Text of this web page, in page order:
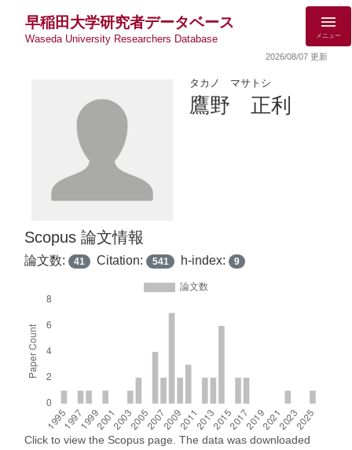
早稲田大学研究者データベース
Waseda University Researchers Database メニュー
2026/08/07 更新
タカノ マサトシ
鷹野 正利
Scopus 論文情報
論文数: 41 Citation: 541 h-index: 9
Click to view the Scopus page. The data was downloaded